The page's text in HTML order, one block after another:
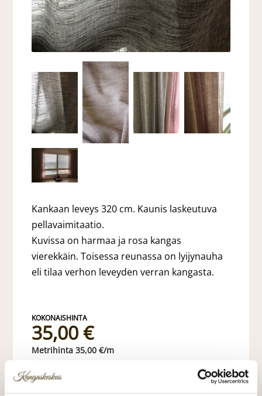
Kankaan leveys 320 cm. Kaunis laskeutuva
pellavaimitaatio.
Kuvissa on harmaa ja rosa kangas
vierekkäin. Toisessa reunassa on lyijynauha
eli tilaa verhon leveyden verran kangasta.
35,00 €
35,00 €/m
VALITSE KANKAAN PITUUS